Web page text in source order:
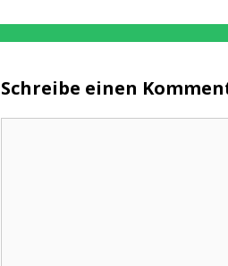
Schreibe einen